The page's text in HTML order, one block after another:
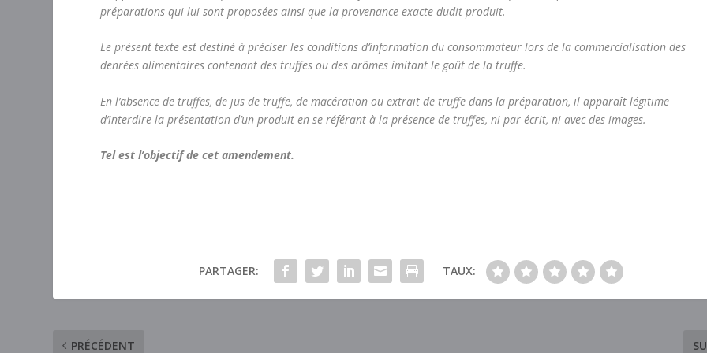
préparations qui lui sont proposées ainsi que la provenance exacte dudit produit.
Le présent texte est destiné à préciser les conditions d’information du consommateur lors de la commercialisation des
denrées alimentaires contenant des truffes ou des arômes imitant le goût de la truffe.
En l’absence de truffes, de jus de truffe, de macération ou extrait de truffe dans la préparation, il apparaît légitime
d’interdire la présentation d’un produit en se référant à la présence de truffes, ni par écrit, ni avec des images.
Tel est l’objectif de cet amendement.
PARTAGER: TAUX:
PRÉCÉDENT